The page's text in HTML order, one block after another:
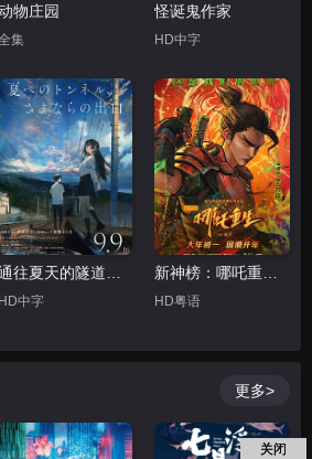
物庄园
集
怪诞鬼作家
HD中字
HD中字 HD粤语
更多>
关闭